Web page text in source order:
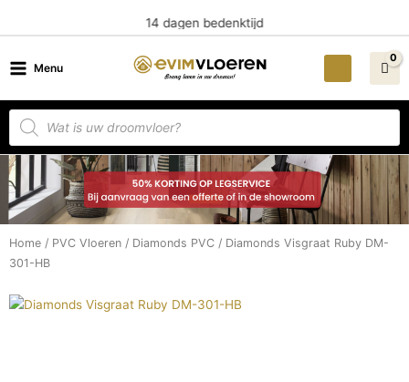
inhoud
14 dagen bedenktijd
Menu
Producten
zoeken
Home / PVC Vloeren / Diamonds PVC / Diamonds Visgraat Ruby DM-
301-HB